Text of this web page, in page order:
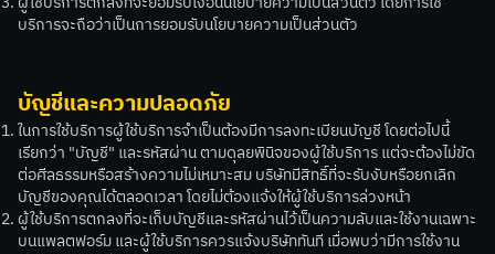
บริการจะถือว่าเป็นการยอมรับนโยบายความเป็นส่วนตัว
บัญชีและความปลอดภัย
ในการใช้บริการผู้ใช้บริการจำเป็นต้องมีการลงทะเบียนบัญชี โดยต่อไปนี้
เรียกว่า "บัญชี" และรหัสผ่าน ตามดุลยพินิจของผู้ใช้บริการ แต่จะต้องไม่ขัด
ต่อศีลธรรมหรือสร้างความไม่เหมาะสม บริษัทมีสิทธิ์ที่จะรับงับหรือยกเลิก
บัญชีของคุณได้ตลอดเวลา โดยไม่ต้องแจ้งให้ผู้ใช้บริการล่วงหน้า
ผู้ใช้บริการตกลงที่จะเก็บบัญชีและรหัสผ่านไว้เป็นความลับและใช้งานเฉพาะ
บนแพลตฟอร์ม และผู้ใช้บริการควรแจ้งบริษัททันที เมื่อพบว่ามีการใช้งาน